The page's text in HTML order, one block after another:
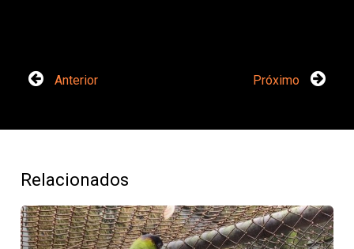
Anterior Próximo
Relacionados